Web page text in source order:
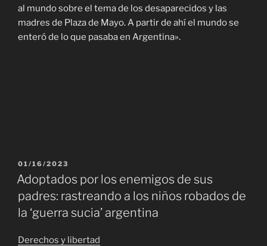
al mundo sobre el tema de los desaparecidos y las
madres de Plaza de Mayo. A partir de ahí el mundo se
enteró de lo que pasaba en Argentina».
PUBLICADO
EL
01/16/2023
Adoptados por los enemigos de sus
padres: rastreando a los niños robados de
la ‘guerra sucia’ argentina
Derechos y libertad